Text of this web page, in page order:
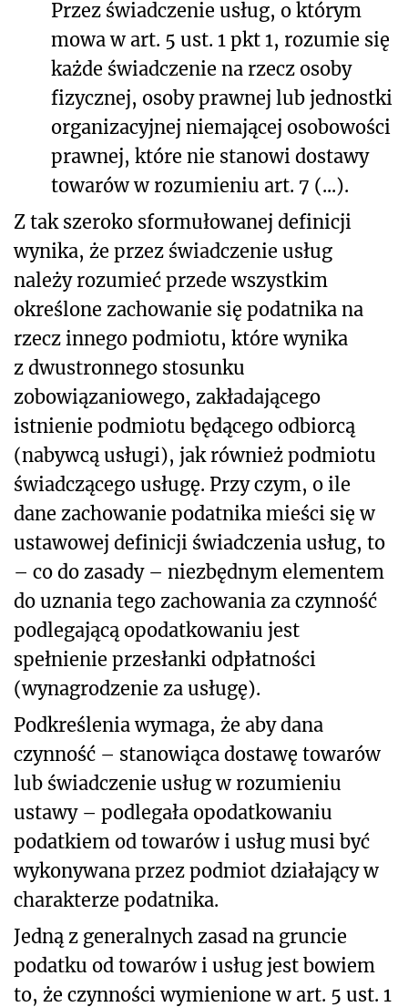
Przez świadczenie usług, o którym
mowa w art. 5 ust. 1 pkt 1, rozumie się
każde świadczenie na rzecz osoby
fizycznej, osoby prawnej lub jednostki
organizacyjnej niemającej osobowości
prawnej, które nie stanowi dostawy
towarów w rozumieniu art. 7 (...).
Z tak szeroko sformułowanej definicji
wynika, że przez świadczenie usług
należy rozumieć przede wszystkim
określone zachowanie się podatnika na
rzecz innego podmiotu, które wynika
z dwustronnego stosunku
zobowiązaniowego, zakładającego
istnienie podmiotu będącego odbiorcą
(nabywcą usługi), jak również podmiotu
świadczącego usługę. Przy czym, o ile
dane zachowanie podatnika mieści się w
ustawowej definicji świadczenia usług, to
– co do zasady – niezbędnym elementem
do uznania tego zachowania za czynność
podlegającą opodatkowaniu jest
spełnienie przesłanki odpłatności
(wynagrodzenie za usługę).
Podkreślenia wymaga, że aby dana
czynność – stanowiąca dostawę towarów
lub świadczenie usług w rozumieniu
ustawy – podlegała opodatkowaniu
podatkiem od towarów i usług musi być
wykonywana przez podmiot działający w
charakterze podatnika.
Jedną z generalnych zasad na gruncie
podatku od towarów i usług jest bowiem
to, że czynności wymienione w art. 5 ust. 1